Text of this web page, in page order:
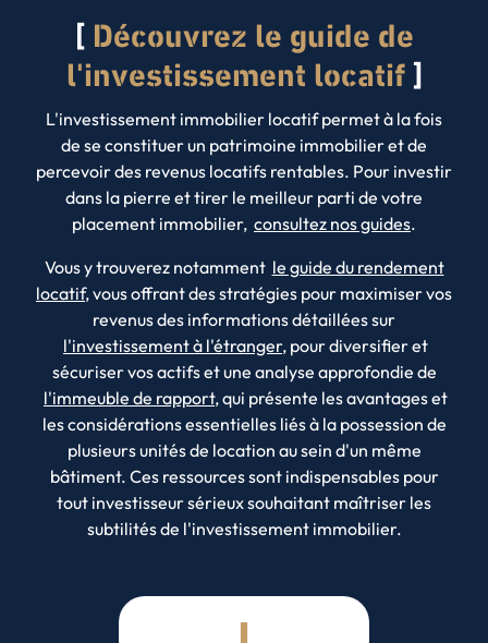
Découvrez le guide de
l'investissement locatif
L'investissement immobilier locatif permet à la fois
de se constituer un patrimoine immobilier et de
percevoir des revenus locatifs rentables. Pour investir
dans la pierre et tirer le meilleur parti de votre
placement immobilier, consultez nos guides.
Vous y trouverez notamment le guide du rendement
locatif, vous offrant des stratégies pour maximiser vos
revenus des informations détaillées sur
l'investissement à l'étranger, pour diversifier et
sécuriser vos actifs et une analyse approfondie de
l'immeuble de rapport, qui présente les avantages et
les considérations essentielles liés à la possession de
plusieurs unités de location au sein d'un même
bâtiment. Ces ressources sont indispensables pour
tout investisseur sérieux souhaitant maîtriser les
subtilités de l'investissement immobilier.